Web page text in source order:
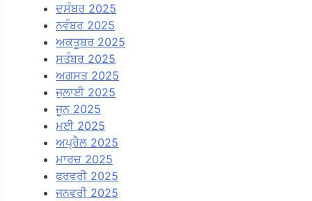
ਦਸੰਬਰ 2025
ਨਵੰਬਰ 2025
ਅਕਤੂਬਰ 2025
ਸਤੰਬਰ 2025
ਅਗਸਤ 2025
ਜੁਲਾਈ 2025
ਜੂਨ 2025
ਮਈ 2025
ਅਪ੍ਰੈਲ 2025
ਮਾਰਚ 2025
ਫਰਵਰੀ 2025
ਜਨਵਰੀ 2025